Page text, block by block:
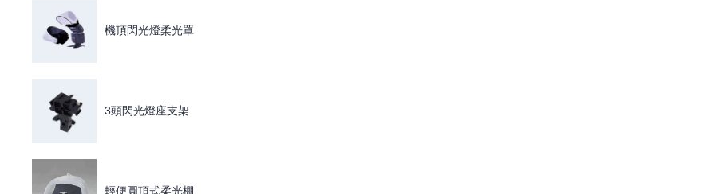
機頂閃光燈柔光罩
3頭閃光燈座支架
輕便圓頂式柔光棚